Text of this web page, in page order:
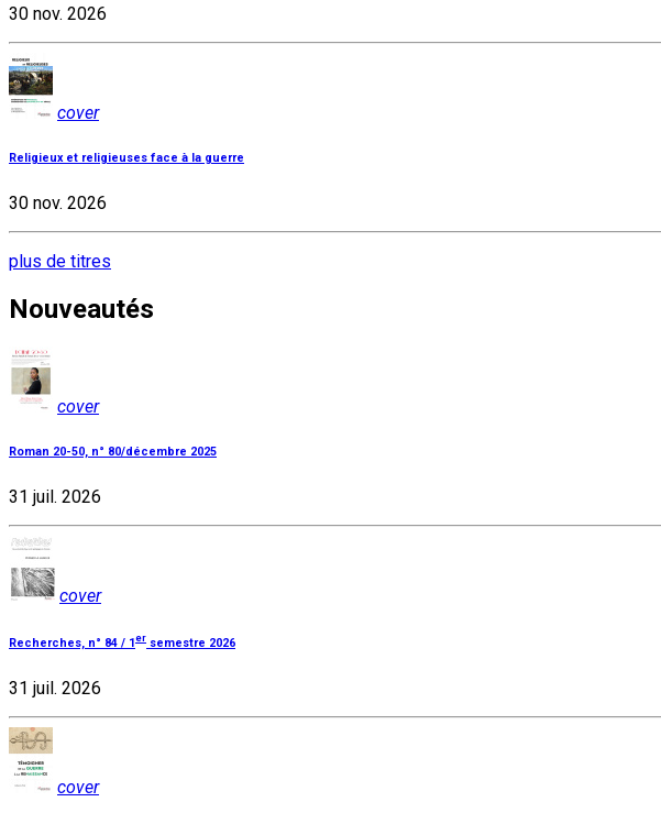
30 nov. 2026
cover
Religieux et religieuses face à la guerre
30 nov. 2026
plus de titres
Nouveautés
cover
Roman 20-50, n° 80/décembre 2025
31 juil. 2026
cover
Recherches, n° 84 / 1 er semestre 2026
31 juil. 2026
cover